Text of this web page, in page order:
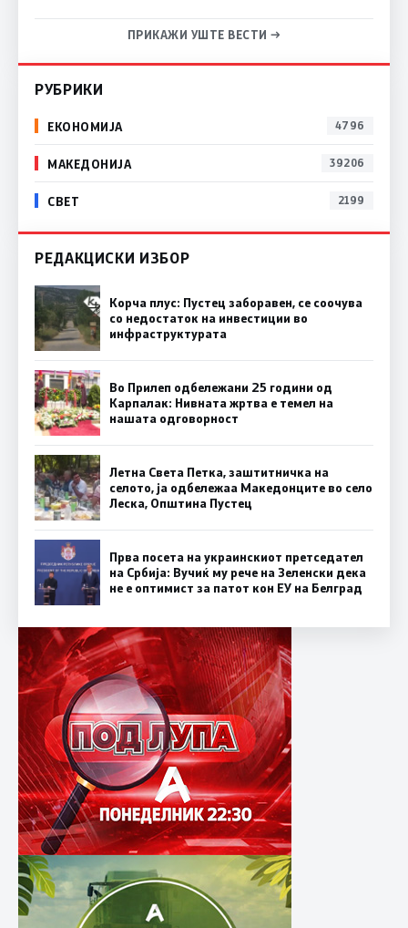
ПРИКАЖИ УШТЕ ВЕСТИ →
РУБРИКИ
ЕКОНОМИЈА 4796
МАКЕДОНИЈА 39206
СВЕТ 2199
РЕДАКЦИСКИ ИЗБОР
Корча плус: Пустец заборавен, се соочува
со недостаток на инвестиции во
инфраструктурата
Во Прилеп одбележани 25 години од
Карпалак: Нивната жртва е темел на
нашата одговорност
Летна Света Петка, заштитничка на
селото, ја одбележаа Македонците во село
Леска, Општина Пустец
Прва посета на украинскиот претседател
на Србија: Вучиќ му рече на Зеленски дека
не е оптимист за патот кон ЕУ на Белград